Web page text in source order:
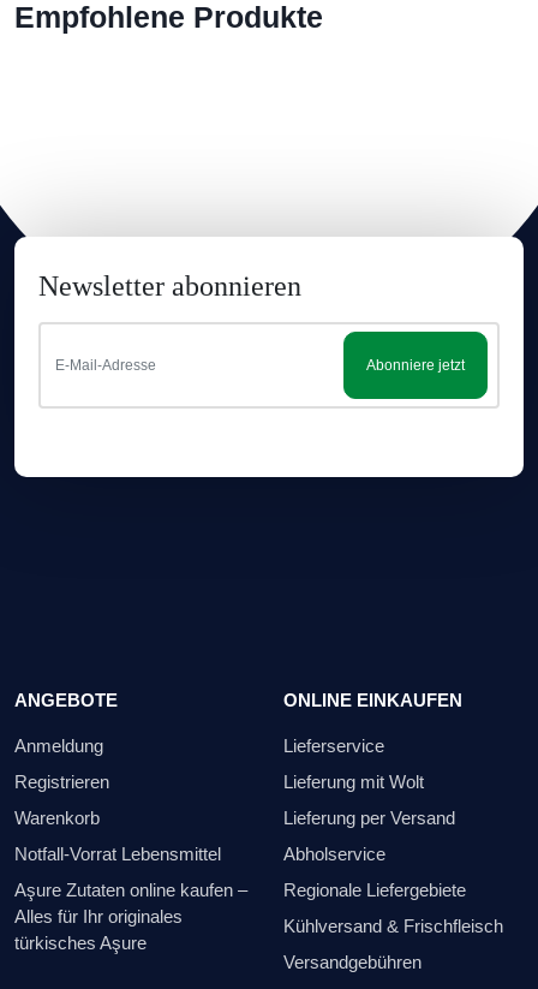
Empfohlene Produkte
Newsletter abonnieren
Abonniere jetzt
ANGEBOTE
Anmeldung
Registrieren
Warenkorb
Notfall-Vorrat Lebensmittel
Aşure Zutaten online kaufen –
Alles für Ihr originales
türkisches Aşure
ONLINE EINKAUFEN
Lieferservice
Lieferung mit Wolt
Lieferung per Versand
Abholservice
Regionale Liefergebiete
Kühlversand & Frischfleisch
Versandgebühren